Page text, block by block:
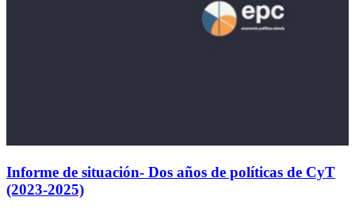
Informe de situación- Dos años de políticas de CyT
(2023-2025)